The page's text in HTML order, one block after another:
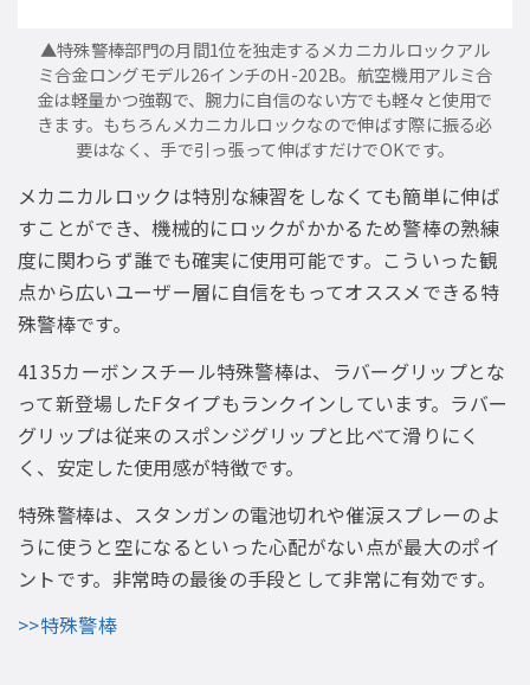
▲特殊警棒部門の月間1位を独走するメカニカルロックアル
ミ合金ロングモデル26インチのH-202B。航空機用アルミ合
金は軽量かつ強靱で、腕力に自信のない方でも軽々と使用で
きます。もちろんメカニカルロックなので伸ばす際に振る必
要はなく、手で引っ張って伸ばすだけでOKです。
メカニカルロックは特別な練習をしなくても簡単に伸ば
すことができ、機械的にロックがかかるため警棒の熟練
度に関わらず誰でも確実に使用可能です。こういった観
点から広いユーザー層に自信をもってオススメできる特
殊警棒です。
4135カーボンスチール特殊警棒は、ラバーグリップとな
って新登場したFタイプもランクインしています。ラバー
グリップは従来のスポンジグリップと比べて滑りにく
く、安定した使用感が特徴です。
特殊警棒は、スタンガンの電池切れや催涙スプレーのよ
うに使うと空になるといった心配がない点が最大のポイ
ントです。非常時の最後の手段として非常に有効です。
>>特殊警棒